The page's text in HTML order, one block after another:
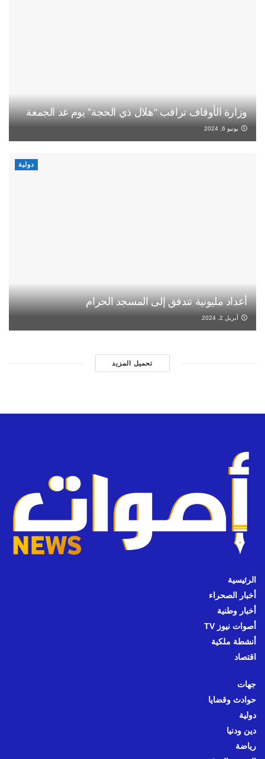
وزارة الأوقاف تراقب “هلال ذي الحجة” يوم غد الجمعة
يونيو 6, 2024
دولية
أعداد مليونية تتدفق إلى المسجد الحرام
أبريل 2, 2024
تحميل المزيد
الرئيسية
أخبار الصحراء
أخبار وطنية
أصوات نيوز TV
أنشطة ملكية
اقتصاد
جهات
حوادث وقضايا
دولية
دين ودنيا
رياضة